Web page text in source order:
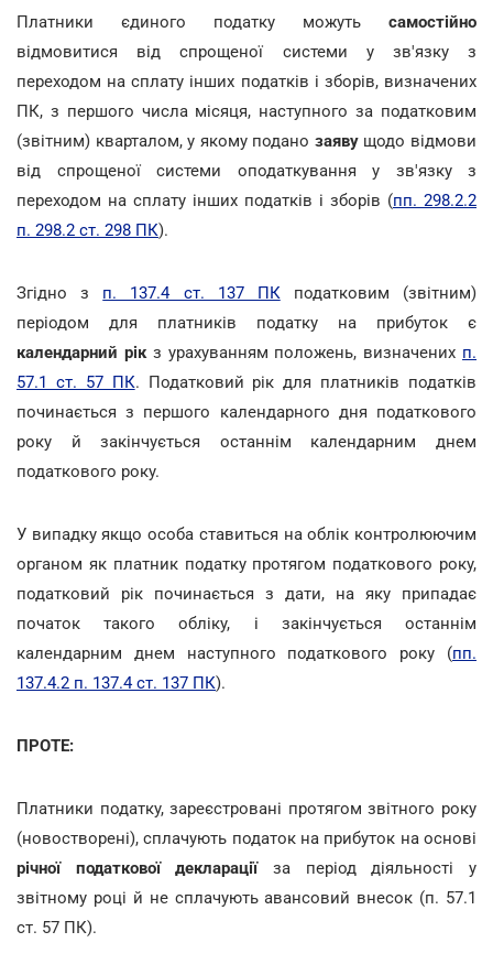
Платники єдиного податку можуть самостійно
відмовитися від спрощеної системи у зв'язку з
переходом на сплату інших податків і зборів, визначених
ПК, з першого числа місяця, наступного за податковим
(звітним) кварталом, у якому подано заяву щодо відмови
від спрощеної системи оподаткування у зв'язку з
переходом на сплату інших податків і зборів (пп. 298.2.2
п. 298.2 ст. 298 ПК).
Згідно з п. 137.4 ст. 137 ПКподатковим (звітним)
періодом для платників податку на прибуток є
календарний рікз урахуванням положень, визначених п.
57.1 ст. 57 ПК. Податковий рік для платників податків
починається з першого календарного дня податкового
року й закінчується останнім календарним днем
податкового року.
У випадку якщо особа ставиться на облік контролюючим
органом як платник податку протягом податкового року,
податковий рік починається з дати, на яку припадає
початок такого обліку, і закінчується останнім
календарним днем наступного податкового року (пп.
137.4.2 п. 137.4 ст. 137 ПК).
ПРОТЕ:
Платники податку, зареєстровані протягом звітного року
(новостворені), сплачують податок на прибуток на основі
річної податкової деклараціїза період діяльності у
звітному році й не сплачують авансовий внесок (п. 57.1
ст. 57 ПК).